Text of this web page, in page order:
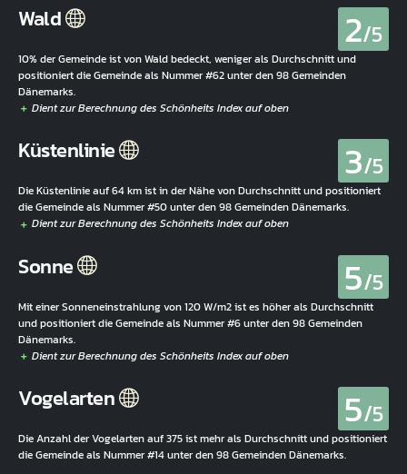
Wald 2/5
10% der Gemeinde ist von Wald bedeckt, weniger als Durchschnitt und
positioniert die Gemeinde als Nummer #62 unter den 98 Gemeinden
Dänemarks.
Küstenlinie 3/5
Die Küstenlinie auf 64 km ist in der Nähe von Durchschnitt und positioniert
die Gemeinde als Nummer #50 unter den 98 Gemeinden Dänemarks.
Sonne 5/5
Mit einer Sonneneinstrahlung von 120 W/m2 ist es höher als Durchschnitt
und positioniert die Gemeinde als Nummer #6 unter den 98 Gemeinden
Dänemarks.
Vogelarten 5/5
Die Anzahl der Vogelarten auf 375 ist mehr als Durchschnitt und positioniert
die Gemeinde als Nummer #14 unter den 98 Gemeinden Dänemarks.